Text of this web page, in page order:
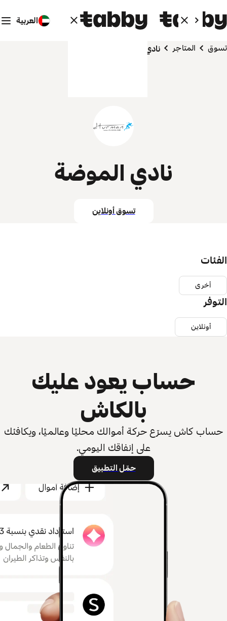
العربية
تسوق المتاجر نادي الموضة
نادي الموضة
تسوق أونلاين
الفئات
أخرى
التوفر
أونلاين
حساب يعود عليك
بالكاش
حساب كاش يسرّع حركة أموالك محليًا وعالميًا، ويكافئك
على إنفاقك اليومي.
حمّل التطبيق